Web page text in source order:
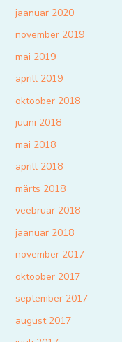
jaanuar 2020
november 2019
mai 2019
aprill 2019
oktoober 2018
juuni 2018
mai 2018
aprill 2018
märts 2018
veebruar 2018
jaanuar 2018
november 2017
oktoober 2017
september 2017
august 2017